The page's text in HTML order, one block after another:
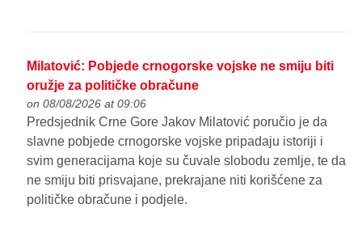
Milatović: Pobjede crnogorske vojske ne smiju biti
oružje za političke obračune
on 08/08/2026 at 09:06
Predsjednik Crne Gore Jakov Milatović poručio je da
slavne pobjede crnogorske vojske pripadaju istoriji i
svim generacijama koje su čuvale slobodu zemlje, te da
ne smiju biti prisvajane, prekrajane niti korišćene za
političke obračune i podjele.